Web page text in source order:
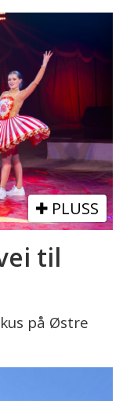
PLUSS
til
på Østre